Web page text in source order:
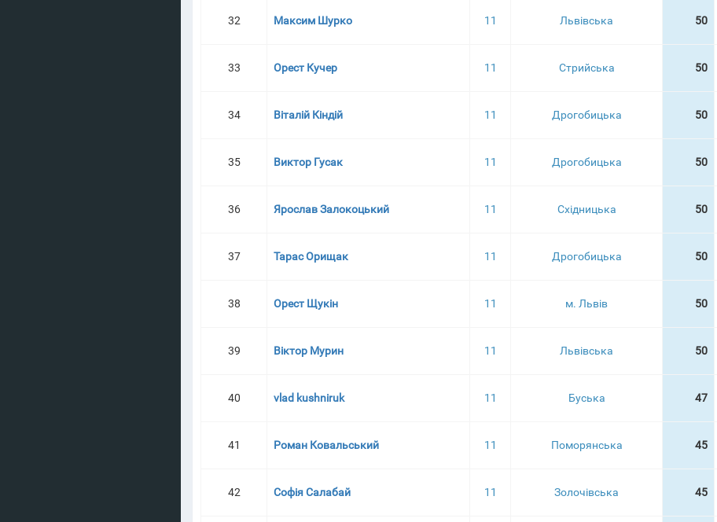
32 Максим Шурко 11 Львівська 50
33 Орест Кучер 11 Стрийська 50
34 Віталій Кіндій 11 Дрогобицька 50
35 Виктор Гусак 11 Дрогобицька 50
36 Ярослав Залокоцький 11 Східницька 50
37 Тарас Орищак 11 Дрогобицька 50
38 Орест Щукін 11 м. Львів 50
39 Віктор Мурин 11 Львівська 50
40 vlad kushniruk 11 Буська 47
41 Роман Ковальський 11 Поморянська 45
42 Софія Салабай 11 Золочівська 45